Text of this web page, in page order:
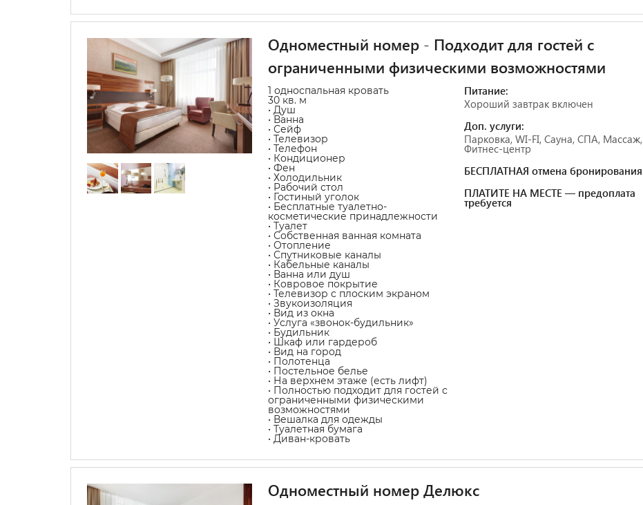
Одноместный номер - Подходит для гостей с
ограниченными физическими возможностями
1 односпальная кровать
30 кв. м
• Душ
• Ванна
• Сейф
• Телевизор
• Телефон
• Кондиционер
• Фен
• Холодильник
• Рабочий стол
• Гостиный уголок
• Бесплатные туалетно-
косметические принадлежности
• Туалет
• Собственная ванная комната
• Отопление
• Спутниковые каналы
• Кабельные каналы
• Ванна или душ
• Ковровое покрытие
• Телевизор с плоским экраном
• Звукоизоляция
• Вид из окна
• Услуга «звонок-будильник»
• Будильник
• Шкаф или гардероб
• Вид на город
• Полотенца
• Постельное белье
• На верхнем этаже (есть лифт)
• Полностью подходит для гостей с
ограниченными физическими
возможностями
• Вешалка для одежды
• Туалетная бумага
• Диван-кровать
Питание:
Хороший завтрак включен
Доп. услуги:
Парковка, WI-FI, Сауна, СПА, Массаж,
Фитнес-центр
БЕСПЛАТНАЯ отмена бронирования
ПЛАТИТЕ НА МЕСТЕ — предоплата
требуется
Одноместный номер Делюкс